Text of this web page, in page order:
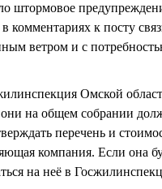
штормовое
комментариях к посту
ветром и с
Омской
на общем собрании
перечень и
компания. Если она
на неё в